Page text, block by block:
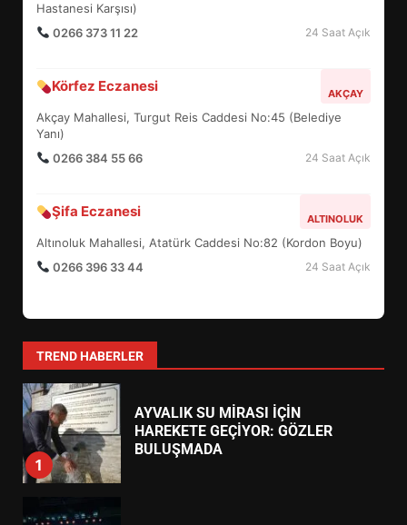
Hastanesi Karşısı)
0266 373 11 22
24 Saat Açık
Körfez Eczanesi AKÇAY
Akçay Mahallesi, Turgut Reis Caddesi No:45 (Belediye
Yanı)
0266 384 55 66
24 Saat Açık
Şifa Eczanesi ALTINOLUK
Altınoluk Mahallesi, Atatürk Caddesi No:82 (Kordon Boyu)
0266 396 33 44
24 Saat Açık
TREND HABERLER
4
5
BALIKESİR MÜZELERİNDE SÜRE
6
TURNUVASI KAYITLARI NEYİ
DEĞİŞTİRİYOR?
7
YENİ YÖNETİM NASIL
1
AYVALIK SU MİRASI İÇİN
HAREKETE GEÇİYOR: GÖZLER
BULUŞMADA